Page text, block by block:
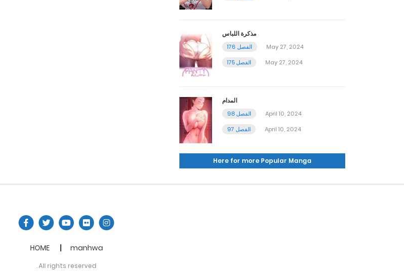
مذكرة اللباس
الفصل 176
May 27, 2024
الفصل 175
May 27, 2024
المدام
الفصل 98
April 10, 2024
الفصل 97
April 10, 2024
Here for more Popular Manga
HOME manhwa
. All rights reserved